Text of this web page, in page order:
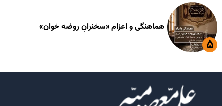
هماهنگی و اعزام «سخنرانِ روضه خوان»